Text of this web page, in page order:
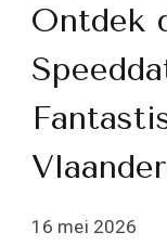
Ontdek
16 mei 2026